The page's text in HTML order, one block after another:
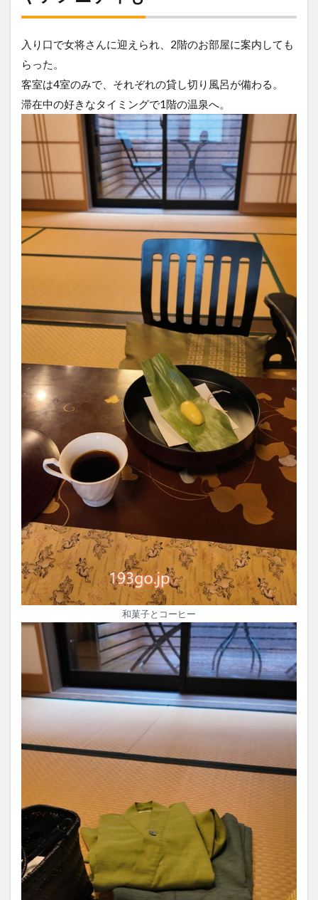
入り口で女将さんに迎えられ、2階のお部屋に案内しても
らった。
客室は4室のみで、それぞれの貸し切り風呂が備わる。
滞在中の好きなタイミングで1階の温泉へ。
和菓子とコーヒー